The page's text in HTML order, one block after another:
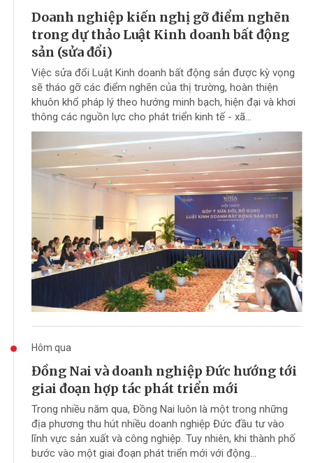
Doanh nghiệp kiến nghị gỡ điểm nghẽn
trong dự thảo Luật Kinh doanh bất động
sản (sửa đổi)
Việc sửa đổi Luật Kinh doanh bất động sản được kỳ vọng
sẽ tháo gỡ các điểm nghẽn của thị trường, hoàn thiện
khuôn khổ pháp lý theo hướng minh bạch, hiện đại và khơi
thông các nguồn lực cho phát triển kinh tế - xã...
Hôm qua
Đồng Nai và doanh nghiệp Đức hướng tới
giai đoạn hợp tác phát triển mới
Trong nhiều năm qua, Đồng Nai luôn là một trong những
địa phương thu hút nhiều doanh nghiệp Đức đầu tư vào
lĩnh vực sản xuất và công nghiệp. Tuy nhiên, khi thành phố
bước vào một giai đoạn phát triển mới với động...